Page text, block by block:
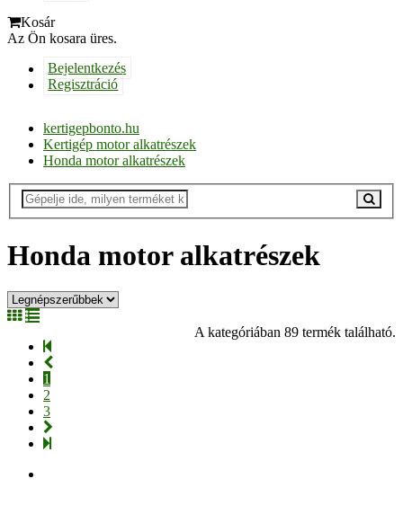
Kosár
Az Ön kosara üres.
Bejelentkezés
Regisztráció
kertigepbonto.hu
Kertigép motor alkatrészek
Honda motor alkatrészek
Honda motor alkatrészek
A kategóriában 89 termék található.
1
2
3